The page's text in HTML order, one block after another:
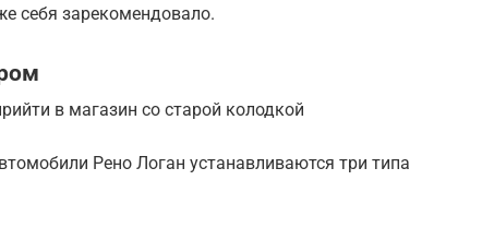
себя зарекомендовало.
в магазин со старой колодкой
Рено Логан устанавливаются три типа